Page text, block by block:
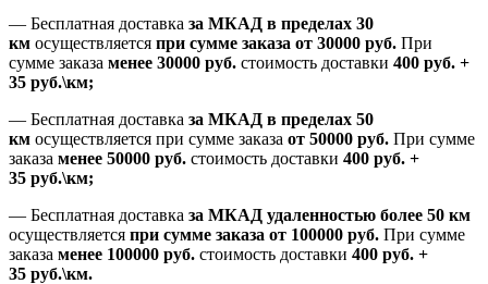
— Бесплатная доставка за МКАД в пределах 30
км осуществляется при сумме заказа от 30000 руб. При
сумме заказа менее 30000 руб. стоимость доставки 400 руб. +
35 руб.\км;
— Бесплатная доставка за МКАД в пределах 50
км осуществляется при сумме заказа от 50000 руб. При сумме
заказа менее 50000 руб. стоимость доставки 400 руб. +
35 руб.\км;
— Бесплатная доставка за МКАД удаленностью более 50 км
осуществляется при сумме заказа от 100000 руб. При сумме
заказа менее 100000 руб. стоимость доставки 400 руб. +
35 руб.\км.